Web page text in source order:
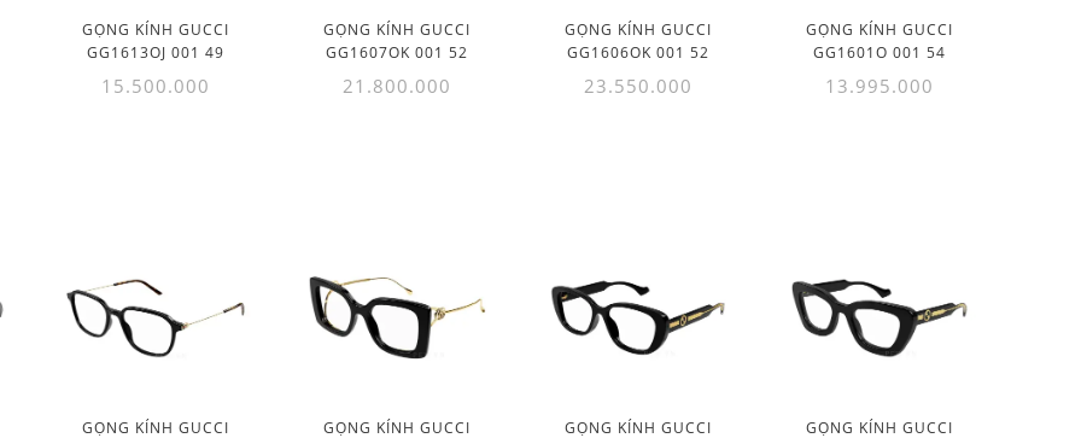
GỌNG KÍNH GUCCI
GG1613OJ 001 49
15.500.000
GỌNG KÍNH GUCCI
GG1607OK 001 52
21.800.000
GỌNG KÍNH GUCCI
GG1606OK 001 52
23.550.000
GỌNG KÍNH GUCCI
GG1601O 001 54
13.995.000
GỌNG KÍNH GUCCI GỌNG KÍNH GUCCI GỌNG KÍNH GUCCI GỌNG KÍNH GUCCI